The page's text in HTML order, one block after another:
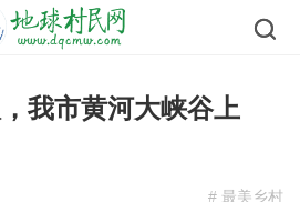
我市黄河大峡谷上
# 最美乡村